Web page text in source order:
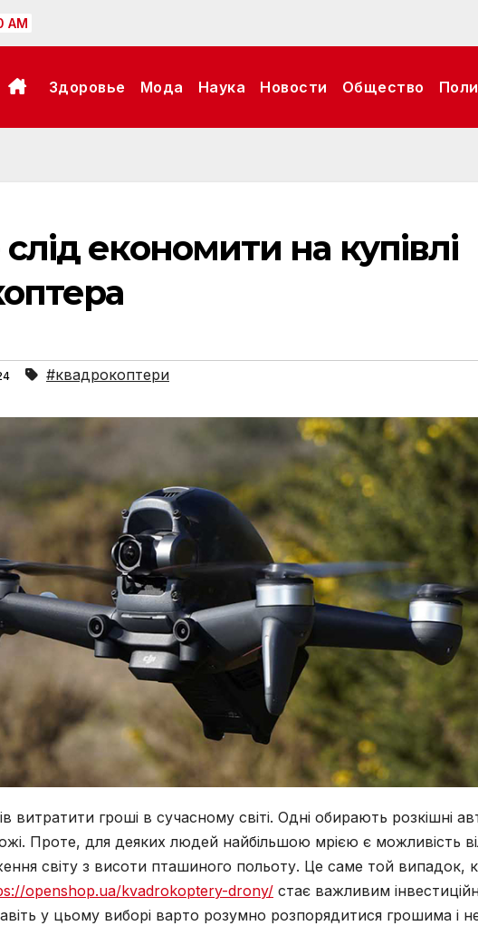
AM
Здоровье Мода Наука Новости Общество
економити на купівлі
#квадрокоптери
витратити гроші в сучасному світі. Одні обирають розкішні
Проте, для деяких людей найбільшою мрією є можливість
світу з висоти пташиного польоту. Це саме той випадок,
openshop.ua/kvadrokoptery-drony/ стає важливим
у цьому виборі варто розумно розпорядитися грошима і